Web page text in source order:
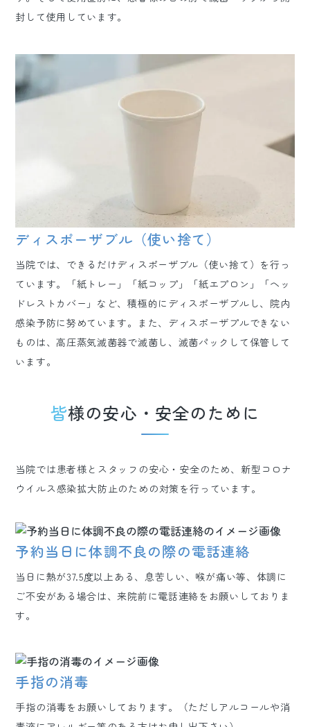
封して使用しています。
ディスポーザブル（使い捨て）
当院では、できるだけディスポーザブル（使い捨て）を行っ
ています。「紙トレー」「紙コップ」「紙エプロン」「ヘッ
ドレストカバー」など、積極的にディスポーザブルし、院内
感染予防に努めています。また、ディスポーザプルできない
ものは、高圧蒸気滅菌器で滅菌し、滅菌パックして保管して
います。
皆様の安心・安全のために
当院では患者様とスタッフの安心・安全のため、新型コロナ
ウイルス感染拡大防止のための対策を行っています。
予約当日に体調不良の際の電話連絡
当日に熱が37.5度以上ある、息苦しい、喉が痛い等、体調に
ご不安がある場合は、来院前に電話連絡をお願いしておりま
す。
手指の消毒
手指の消毒をお願いしております。（ただしアルコールや消